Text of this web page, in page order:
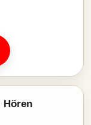
Hören